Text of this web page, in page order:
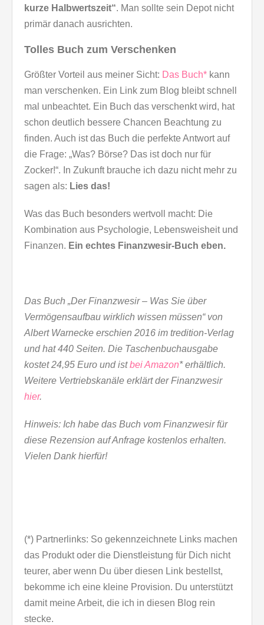
kurze Halbwertszeit“. Man sollte sein Depot nicht
primär danach ausrichten.
Tolles Buch zum Verschenken
Größter Vorteil aus meiner Sicht: Das Buch* kann
man verschenken. Ein Link zum Blog bleibt schnell
mal unbeachtet. Ein Buch das verschenkt wird, hat
schon deutlich bessere Chancen Beachtung zu
finden. Auch ist das Buch die perfekte Antwort auf
die Frage: „Was? Börse? Das ist doch nur für
Zocker!“. In Zukunft brauche ich dazu nicht mehr zu
sagen als: Lies das!
Was das Buch besonders wertvoll macht: Die
Kombination aus Psychologie, Lebensweisheit und
Finanzen. Ein echtes Finanzwesir-Buch eben.
Das Buch „Der Finanzwesir – Was Sie über
Vermögensaufbau wirklich wissen müssen“ von
Albert Warnecke erschien 2016 im tredition-Verlag
und hat 440 Seiten. Die Taschenbuchausgabe
kostet 24,95 Euro und istbei Amazon* erhältlich.
Weitere Vertriebskanäle erklärt der Finanzwesir
hier.
Hinweis: Ich habe das Buch vom Finanzwesir für
diese Rezension auf Anfrage kostenlos erhalten.
Vielen Dank hierfür!
(*) Partnerlinks: So gekennzeichnete Links machen
das Produkt oder die Dienstleistung für Dich nicht
teurer, aber wenn Du über diesen Link bestellst,
bekomme ich eine kleine Provision. Du unterstützt
damit meine Arbeit, die ich in diesen Blog rein
stecke.